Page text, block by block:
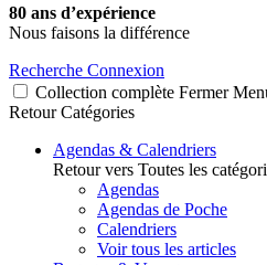
80 ans d’expérience
Nous faisons la différence
Recherche Connexion
Collection complète Fermer
Retour Catégories
Agendas & Calendriers
Retour vers Toutes les
Agendas
Agendas de Poche
Calendriers
Voir tous les articles